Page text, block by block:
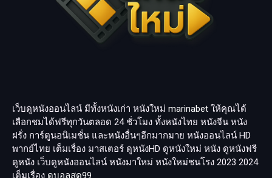
เว็บดูหนังออนไลน์ มีทั้งหนังเก่า หนังใหม่ marinabet ให้คุณได้
เลือกชมได้ฟรีทุกวันตลอด 24 ชั่วโมง ทั้งหนังไทย หนังจีน หนัง
ฝรั่ง การ์ตูนอนิเมชั่น และหนังอื่นๆอีกมากมาย หนังออนไลน์ HD
พากย์ไทย เต็มเรื่อง มาสเตอร์ ดูหนังHD ดูหนังใหม่ หนัง ดูหนังฟรี
ดูหนัง เว็บดูหนังออนไลน์ หนังมาใหม่ หนังใหม่ชนโรง 2023 2024
เต็มเรื่อง ดูบอลสด99